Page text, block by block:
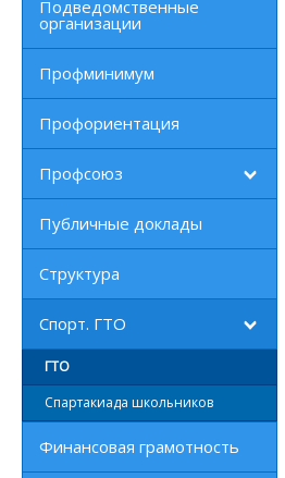
Подведомственные
организации
Профминимум
Профориентация
Профсоюз
Публичные доклады
Структура
Спорт. ГТО
ГТО
Спартакиада школьников
Финансовая грамотность